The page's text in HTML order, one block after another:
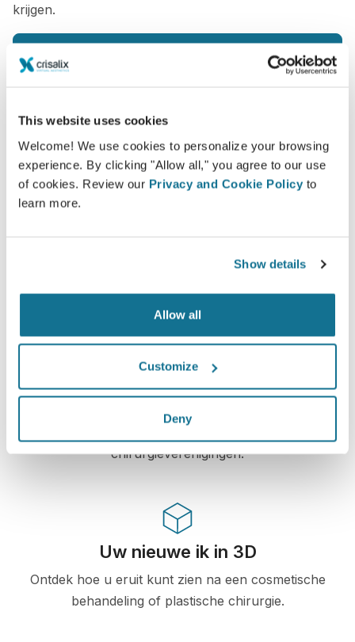
This website uses cookies
Welcome! We use cookies to personalize your browsing
experience. By clicking "Allow all," you agree to our use
of cookies. Review our Privacy and Cookie Policy to
learn more.
Show details
Allow all
Customize
Deny
krijgen.
Veilig en zeker
Crisalix beschermt uw privacy ten alle tijden.
High-Tech
De eerste online 3D simulatie voor plastische
chirurgie en esthetische procedures, reeds
gebruikt door dokters in meer dan 100 landen,
chirurgieverenigingen.
Uw nieuwe ik in 3D
Ontdek hoe u eruit kunt zien na een cosmetische
behandeling of plastische chirurgie.